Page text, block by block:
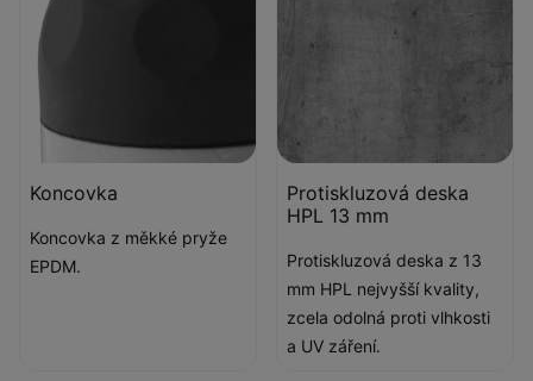
Koncovka
Koncovka z měkké pryže
EPDM.
Protiskluzová deska
HPL 13 mm
Protiskluzová deska z 13
mm HPL nejvyšší kvality,
zcela odolná proti vlhkosti
a UV záření.